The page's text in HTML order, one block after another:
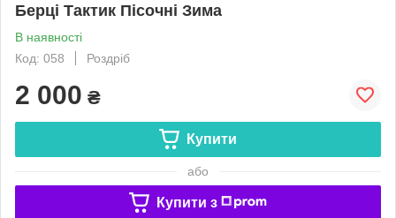
Берці Тактик Пісочні Зима
В наявності
Код: 058
Роздріб
2 000 ₴
Купити
або
Купити з